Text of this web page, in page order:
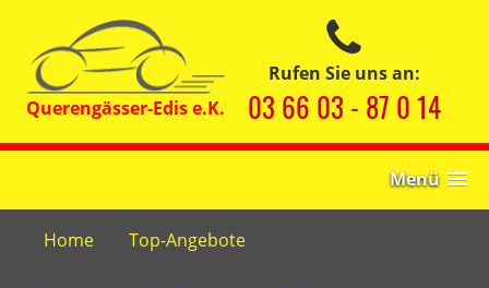
Rufen Sie uns an:
03 66 03 - 87 0 14
Menü
Home Top-Angebote